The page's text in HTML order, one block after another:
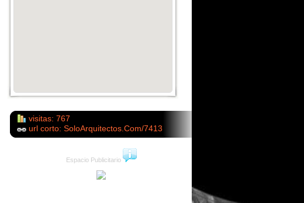
visitas: 767
url corto: SoloArquitectos.Com/7413
Espacio Publicitario